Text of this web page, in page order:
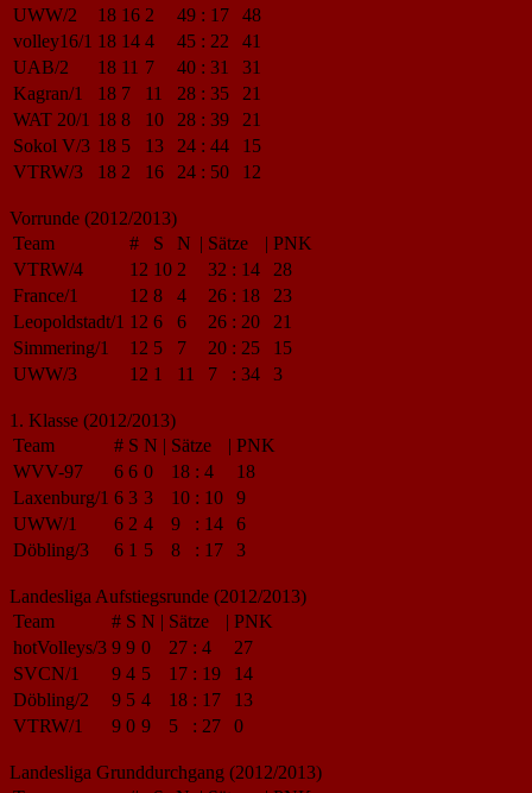
UWW/2
18 16 2 49 : 17
48
volley16/1 18 14 4 45 : 22
41
UAB/2
18 11 7 40 : 31
31
Kagran/1
18 7 11 28 : 35
21
WAT 20/1 18 8 10 28 : 39
21
Sokol V/3 18 5 13 24 : 44
15
VTRW/3
18 2 16 24 : 50 12
Vorrunde (2012/2013)
Team
# S N | Sätze | PNK
VTRW/4
12 10 2 32 : 14
28
France/1
12 8 4 26 : 18
23
Leopoldstadt/1 12 6 6 26 : 20
21
Simmering/1
12 5 7 20 : 25
15
UWW/3
12 1 11 7 : 34 3
1. Klasse (2012/2013)
Team
# S N | Sätze | PNK
WVV-97
6 6 0 18 : 4
18
Laxenburg/1 6 3 3 10 : 10
9
UWW/1
6 2 4 9 : 14
6
Döbling/3
6 1 5 8 : 17 3
Landesliga Aufstiegsrunde (2012/2013)
Team
# S N | Sätze | PNK
hotVolleys/3 9 9 0 27 : 4
27
SVCN/1
9 4 5 17 : 19
14
Döbling/2
9 5 4 18 : 17
13
VTRW/1
9 0 9 5 : 27 0
Landesliga Grunddurchgang (2012/2013)